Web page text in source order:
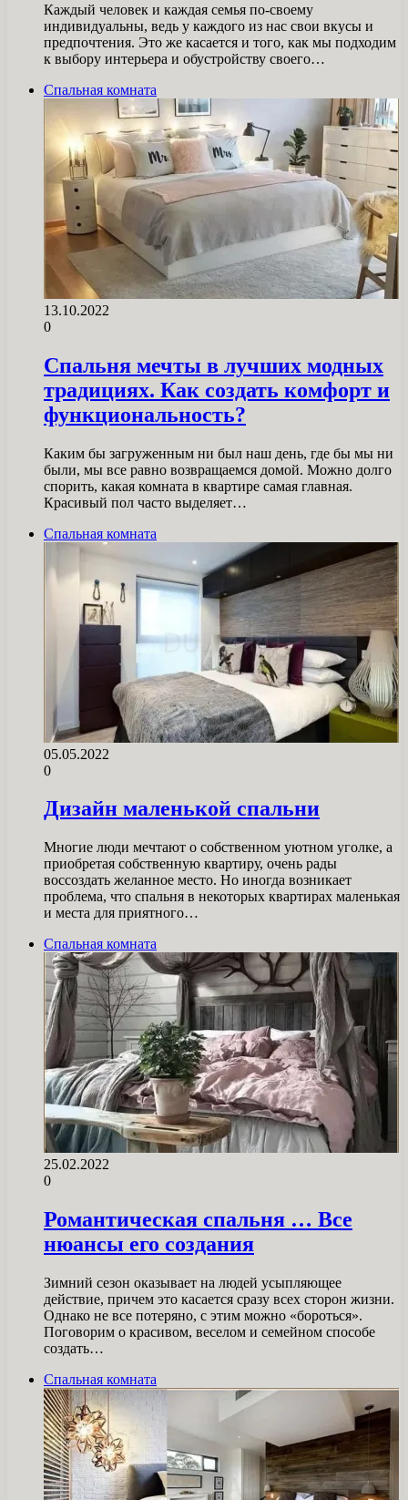
Каждый человек и каждая семья по-своему
индивидуальны, ведь у каждого из нас свои вкусы и
предпочтения. Это же касается и того, как мы подходим
к выбору интерьера и обустройству своего…
Спальная комната
13.10.2022
0
Спальня мечты в лучших модных
традициях. Как создать комфорт и
функциональность?
Каким бы загруженным ни был наш день, где бы мы ни
были, мы все равно возвращаемся домой. Можно долго
спорить, какая комната в квартире самая главная.
Красивый пол часто выделяет…
Спальная комната
05.05.2022
0
Дизайн маленькой спальни
Многие люди мечтают о собственном уютном уголке, а
приобретая собственную квартиру, очень рады
воссоздать желанное место. Но иногда возникает
проблема, что спальня в некоторых квартирах маленькая
и места для приятного…
Спальная комната
25.02.2022
0
Романтическая спальня … Все
нюансы его создания
Зимний сезон оказывает на людей усыпляющее
действие, причем это касается сразу всех сторон жизни.
Однако не все потеряно, с этим можно «бороться».
Поговорим о красивом, веселом и семейном способе
создать…
Спальная комната